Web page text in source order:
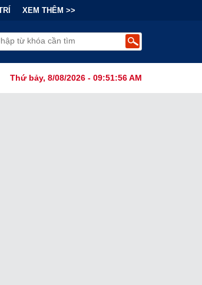
XEM THÊM >>
Thứ bảy, 8/08/2026 - 09:51:57 AM
"Cơn Sốt" Trà Sữa Nhượng Quyền: Lợi Nhuận